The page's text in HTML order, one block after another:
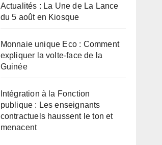
Actualités : La Une de La Lance
du 5 août en Kiosque
Monnaie unique Eco : Comment
expliquer la volte-face de la
Guinée
Intégration à la Fonction
publique : Les enseignants
contractuels haussent le ton et
menacent